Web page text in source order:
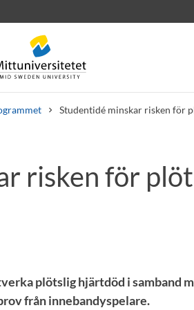
Studentidé minskar risken för
risken för
plötslig hjärtdöd i samband
från innebandyspelare.